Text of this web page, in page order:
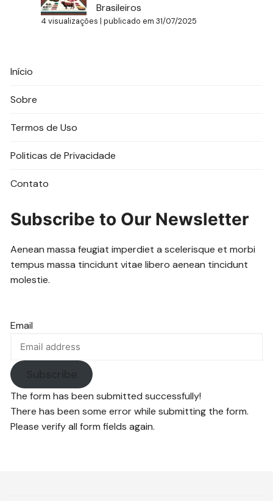
Brasileiros
4 visualizações |publicado em 31/07/2025
Início
Sobre
Termos de Uso
Politicas de Privacidade
Contato
Subscribe to Our Newsletter
Aenean massa feugiat imperdiet a scelerisque et morbi
tempus massa tincidunt vitae libero aenean tincidunt
molestie.
Email
Subscribe
The form has been submitted successfully!
There has been some error while submitting the form.
Please verify all form fields again.